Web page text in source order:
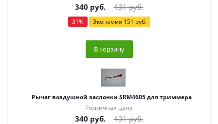
340 руб. 491руб.
31% Экономия 151 руб.
В корзину
Рычаг воздушной заслонки SRM4605 для триммера
Розничная цена
340 руб. 491руб.